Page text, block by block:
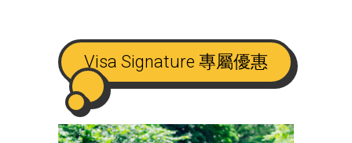
Visa Signature 專屬優惠